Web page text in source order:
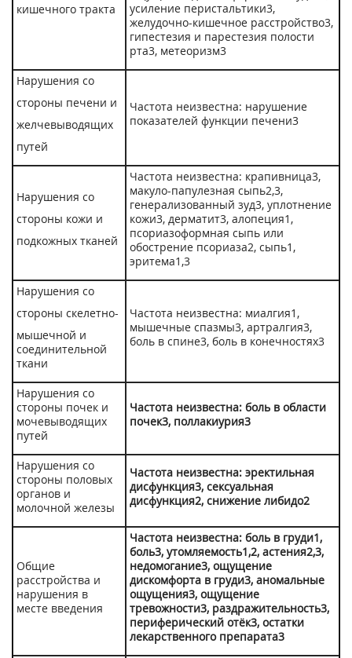
кишечного тракта
усиление перистальтики3,
желудочно-кишечное расстройство3,
гипестезия и парестезия полости
рта3, метеоризм3
Нарушения со
стороны печени и
желчевыводящих
путей
Частота неизвестна: нарушение
показателей функции печени3
Нарушения со
стороны кожи и
подкожных тканей
Частота неизвестна: крапивница3,
макуло-папулезная сыпь2,3,
генерализованный зуд3, уплотнение
кожи3, дерматит3, алопеция1 ,
псориазоформная сыпь или
обострение псориаза2, сыпь1 ,
эритема1,3
Нарушения со
стороны скелетно-
мышечной и
соединительной
ткани
Частота неизвестна: миалгия1 ,
мышечные спазмы3, артралгия3,
боль в спине3, боль в конечностях3
Нарушения со
стороны почек и
мочевыводящих
путей
Частота неизвестна: боль в области
почек3, поллакиурия3
Нарушения со
стороны половых
органов и
молочной железы
Частота неизвестна: эректильная
дисфункция3, сексуальная
дисфункция2, снижение либидо2
Общие
расстройства и
нарушения в
месте введения
Частота неизвестна: боль в груди1,
боль3, утомляемость1,2, астения2,3,
недомогание3, ощущение
дискомфорта в груди3, аномальные
ощущения3, ощущение
тревожности3, раздражительность3,
периферический отёк3, остатки
лекарственного препарата3